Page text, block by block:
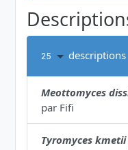
25 descriptions
Meottomyces
par Fifi
Tyromyces kmetii